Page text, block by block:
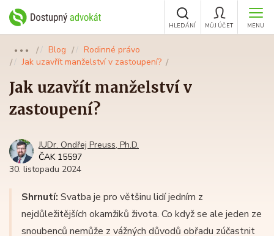
MENU
MŮJ ÚČET
HLEDÁNÍ
●●● Blog
Rodinné právo
Jak uzavřít manželství v zastoupení?
Jak uzavřít manželství v
zastoupení?
JUDr. Ondřej Preuss, Ph.D.
ČAK 15597
30. listopadu 2024
Shrnutí: Svatba je pro většinu lidí jedním z
nejdůležitějších okamžiků života. Co když se ale jeden ze
snoubenců nemůže z vážných důvodů obřadu zúčastnit